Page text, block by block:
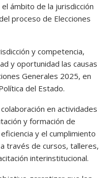
ámbito de la jurisdicción
proceso de Elecciones
y competencia,
y oportunidad las causas
Generales 2025, en
del Estado.
en actividades
y formación de
y el cumplimiento
través de cursos, talleres,
interinstitucional.